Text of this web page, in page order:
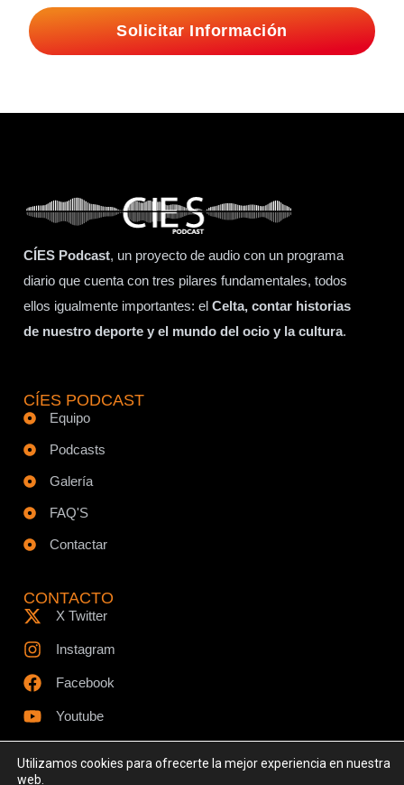
Solicitar Información
CÍES Podcast, un proyecto de audio con un programa
diario que cuenta con tres pilares fundamentales, todos
ellos igualmente importantes: el Celta, contar historias
de nuestro deporte y el mundo del ocio y la cultura.
CÍES PODCAST
Equipo
Podcasts
Galería
FAQ'S
Contactar
CONTACTO
X Twitter
Instagram
Facebook
Youtube
Utilizamos cookies para ofrecerte la mejor experiencia en nuestra
web.